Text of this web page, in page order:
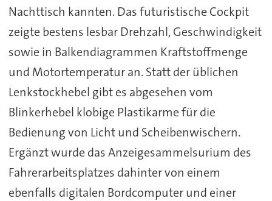
Nachttisch kannten. Das futuristische Cockpit
zeigte bestens lesbar Drehzahl, Geschwindigkeit
sowie in Balkendiagrammen Kraftstoffmenge
und Motortemperatur an. Statt der üblichen
Lenkstockhebel gibt es abgesehen vom
Blinkerhebel klobige Plastikarme für die
Bedienung von Licht und Scheibenwischern.
Ergänzt wurde das Anzeigesammelsurium des
Fahrerarbeitsplatzes dahinter von einem
ebenfalls digitalen Bordcomputer und einer